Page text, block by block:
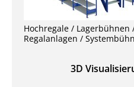
Hochregale / Lagerbühnen
Regalanlagen /
3D